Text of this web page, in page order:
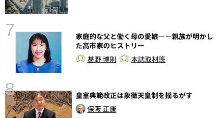
7
家庭的な父と働く母の愛娘――親族が明かし
た高市家のヒストリー
甚野 博則
本誌取材班
8
皇室典範改正は象徴天皇制を揺るがす
保阪 正康